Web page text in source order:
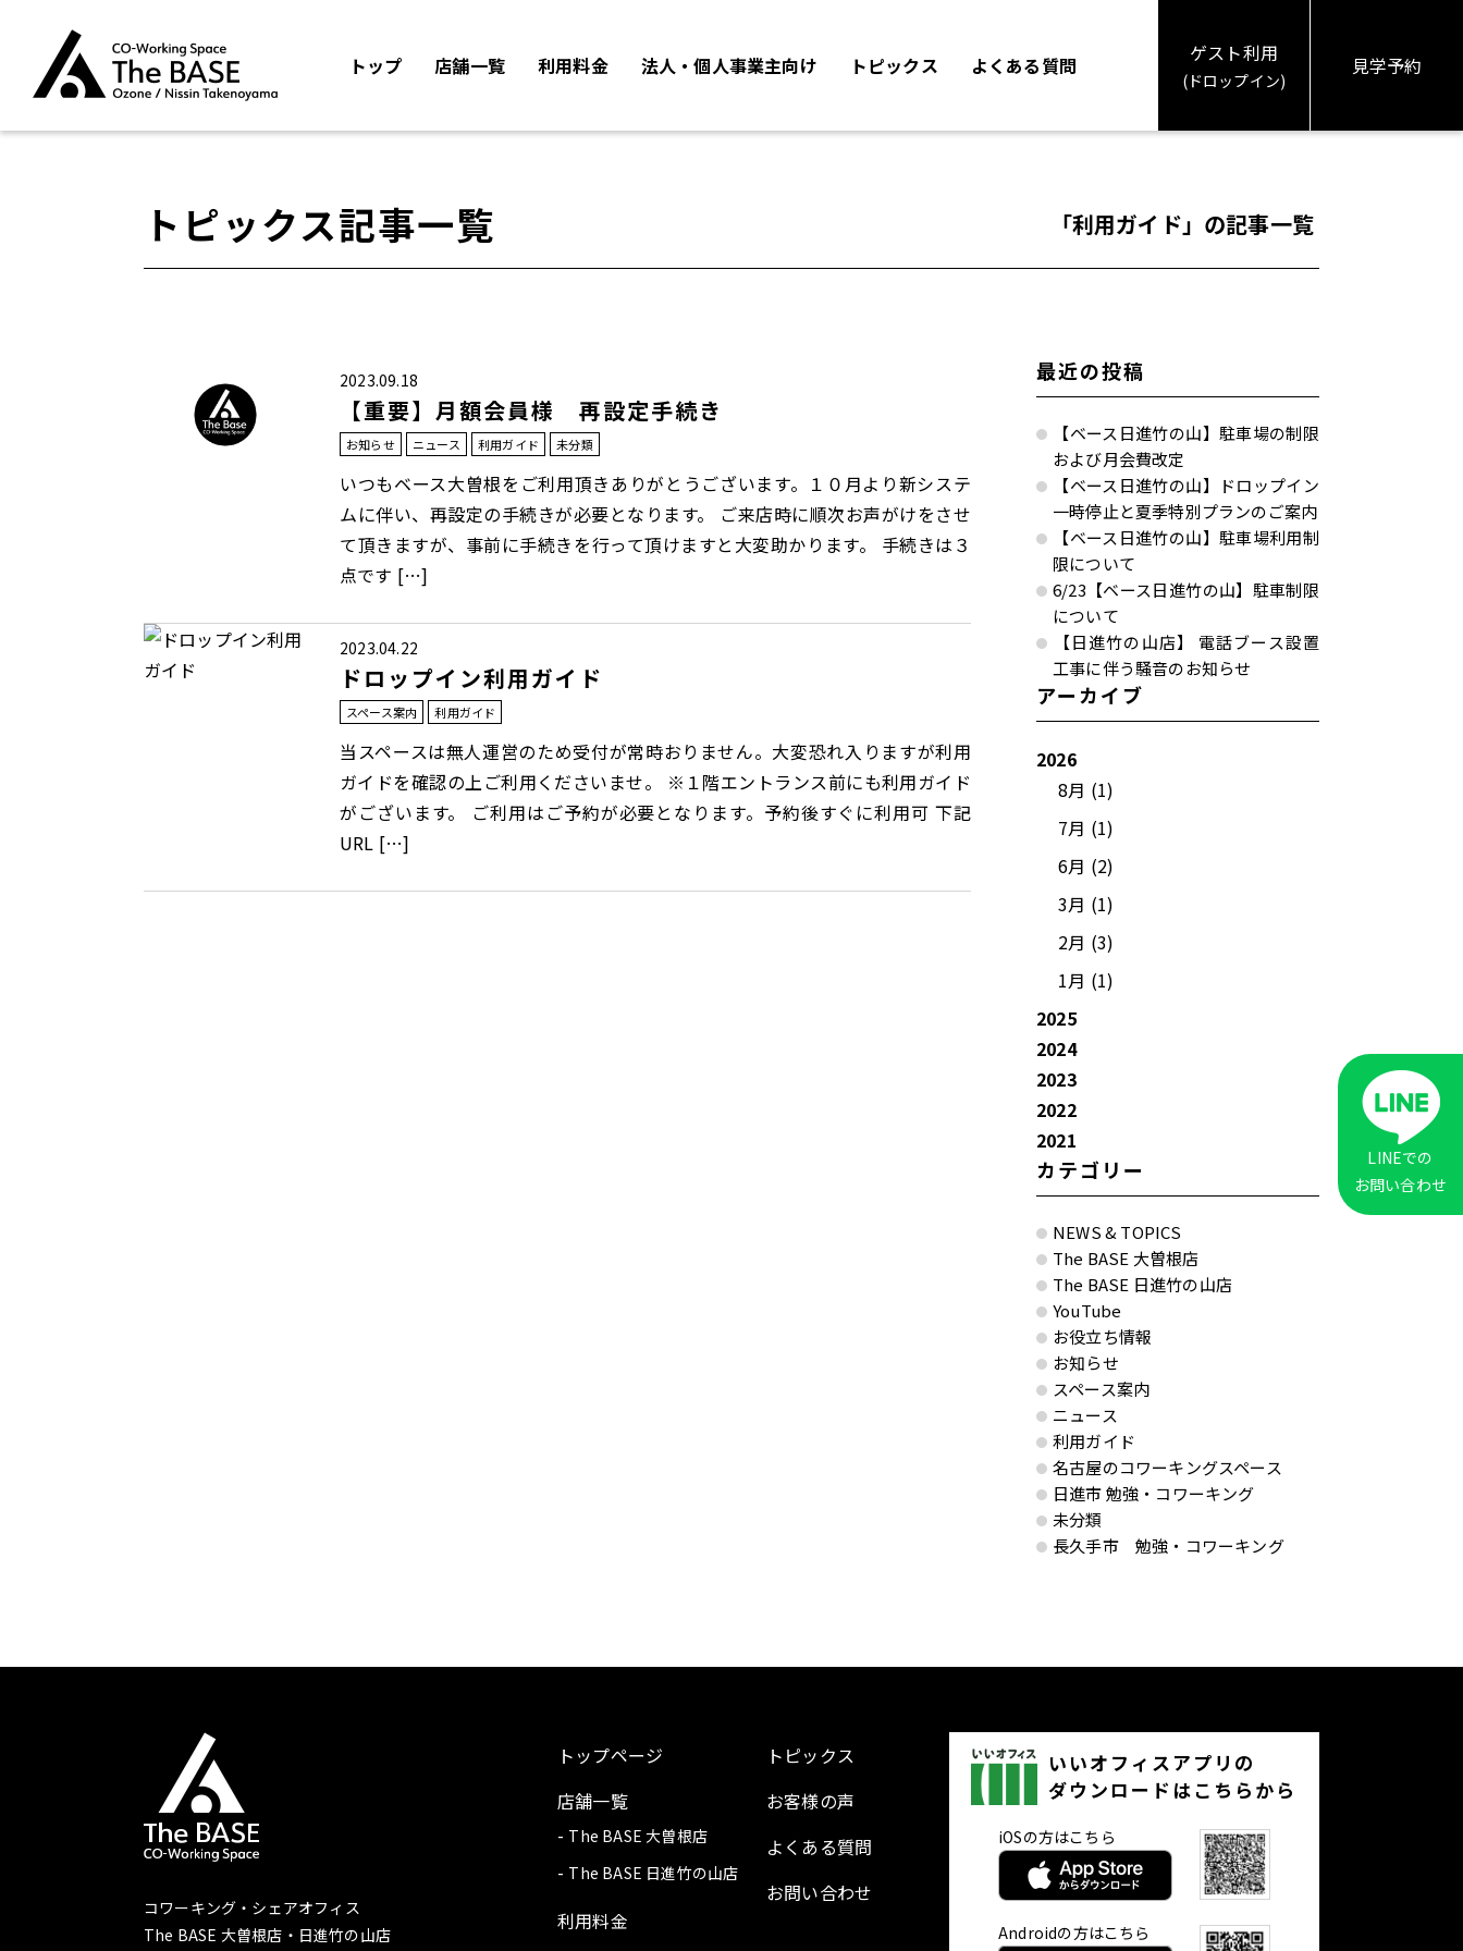
トップ 店舗一覧 利用料金 法人・個人事業主向け トピックス よくある質問
ゲスト利用
(ドロップイン)
見学予約
トピックス記事一覧 「利用ガイド」の記事一覧
2023.09.18
【重要】月額会員様 再設定手続き
お知らせ ニュース 利用ガイド 未分類
いつもベース大曽根をご利用頂きありがとうございます。１０月より新システ
ムに伴い、再設定の手続きが必要となります。 ご来店時に順次お声がけをさせ
て頂きますが、事前に手続きを行って頂けますと大変助かります。 手続きは３
点です […]
2023.04.22
ドロップイン利用ガイド
スペース案内 利用ガイド
当スペースは無人運営のため受付が常時おりません。大変恐れ入りますが利用
ガイドを確認の上ご利用くださいませ。 ※１階エントランス前にも利用ガイド
がございます。 ご利用はご予約が必要となります。予約後すぐに利用可 下記
URL […]
最近の投稿
【ベース日進竹の山】駐車場の制限
および月会費改定
【ベース日進竹の山】ドロップイン
一時停止と夏季特別プランのご案内
【ベース日進竹の山】駐車場利用制
限について
6/23【ベース日進竹の山】駐車制限
について
【日進竹の山店】 電話ブース設置
工事に伴う騒音のお知らせ
アーカイブ
2026
8月 (1)
7月 (1)
6月 (2)
3月 (1)
2月 (3)
1月 (1)
2025
2024
2023
2022
2021
カテゴリー
NEWS & TOPICS
The BASE 大曽根店
The BASE 日進竹の山店
YouTube
お役立ち情報
お知らせ
スペース案内
ニュース
利用ガイド
名古屋のコワーキングスペース
日進市 勉強・コワーキング
未分類
長久手市 勉強・コワーキング
コワーキング・シェアオフィス
The BASE 大曽根店・日進竹の山店
トップページ
店舗一覧
The BASE 大曽根店
The BASE 日進竹の山店
利用料金
トピックス
お客様の声
よくある質問
お問い合わせ
いいオフィスアプリの
ダウンロードはこちらから
iOSの方はこちら
Androidの方はこちら
LINEでの
お問い合わせ